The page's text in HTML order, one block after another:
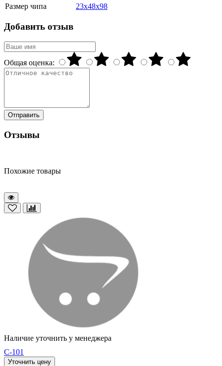
Размер чипа
23x48x98
Добавить отзыв
Общая оценка:
Отправить
Отзывы
Похожие товары
Наличие уточнить у менеджера
C-101
Уточнить цену